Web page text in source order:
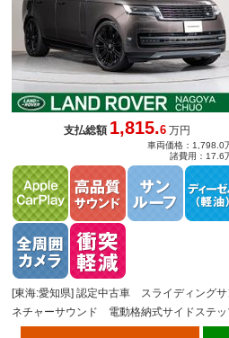
支払総額1,815.6 万円
車両価格：1,798.0
諸費用：17.6
[東海:愛知県] 認定中古車 スライディング
ネチャーサウンド 電動格納式サイドステ